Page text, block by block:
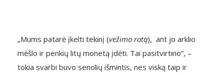
„Mums patarė įkelti tekinį (vežimo ratą), ant jo arklio
mėšlo ir penkių litų monetą įdėti. Tai pasitvirtino“, –
tokia svarbi buvo senolių išmintis, nes viską taip ir